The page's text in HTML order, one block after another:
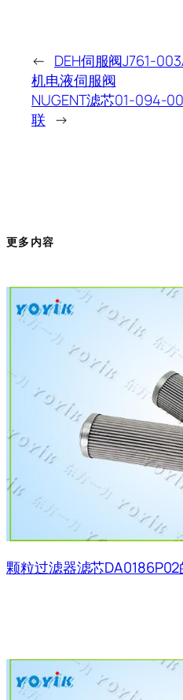
← DEH伺服阀J761-
机电液伺服阀
NUGENT滤芯01-094-
联 →
更多内容
颗粒过滤器滤芯